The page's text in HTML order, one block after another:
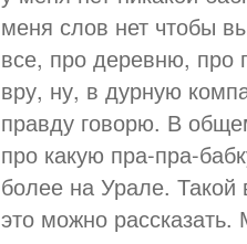
меня слов нет чтобы
все, про деревню, про
вру, ну, в дурную
правду говорю. В
про какую пра-пра-
более на Урале.
это можно